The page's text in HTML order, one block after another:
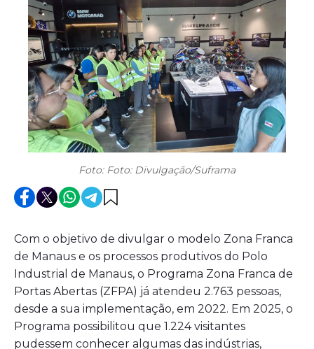
Foto: Foto: Divulgação/Suframa
Com o objetivo de divulgar o modelo Zona Franca
de Manaus e os processos produtivos do Polo
Industrial de Manaus, o Programa Zona Franca de
Portas Abertas (ZFPA) já atendeu 2.763 pessoas,
desde a sua implementação, em 2022. Em 2025, o
Programa possibilitou que 1.224 visitantes
pudessem conhecer algumas das indústrias,